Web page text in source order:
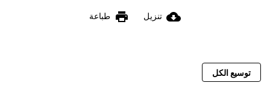
cloud_download تنزيل print طباعة
توسيع الكل